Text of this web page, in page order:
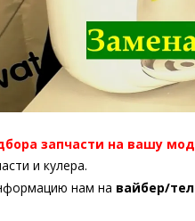
запчасти на вашу
и кулера.
нам на вайбер/